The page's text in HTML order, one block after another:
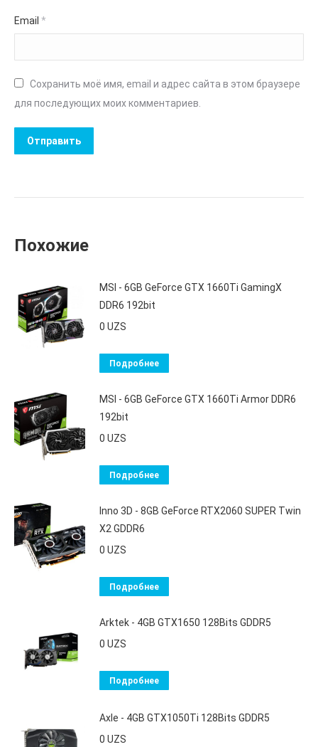
Email *
Сохранить моё имя, email и адрес сайта в этом браузере
для последующих моих комментариев.
Похожие
MSI - 6GB GeForce GTX 1660Ti GamingX
DDR6 192bit
0 UZS
Подробнее
MSI - 6GB GeForce GTX 1660Ti Armor DDR6
192bit
0 UZS
Подробнее
Inno 3D - 8GB GeForce RTX2060 SUPER Twin
X2 GDDR6
0 UZS
Подробнее
Arktek - 4GB GTX1650 128Bits GDDR5
0 UZS
Подробнее
Axle - 4GB GTX1050Ti 128Bits GDDR5
0 UZS